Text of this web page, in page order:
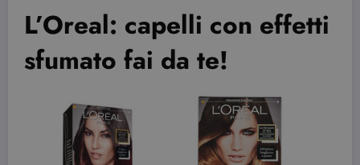
L’Oreal: capelli con effetti
sfumato fai da te!